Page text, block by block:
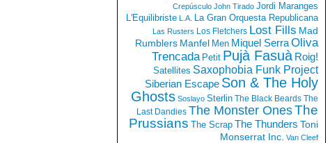
Crepúsculo John Tirado Jordi Maranges
L'Equilibriste L.A. La Gran Orquesta Republicana
Las Rusters Los Fletchers Lost Fills Mad
Rumblers Manfel Men Miquel SerraOliva
Trencada Petit Pujà Fasuà Roig!
Satellites Saxophobia Funk Project
Siberian Escape Son & The Holy
Ghosts Soslayo Sterlin The Black Beards The
Last Dandies The Monster OnesThe
Prussians The Scrap The Thunders Toni
Monserrat Inc. Van Cleef